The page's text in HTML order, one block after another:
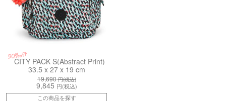
50%off
CITY PACK S(Abstract Print)
33.5 x 27 x 19 cm
19,690円(税込)
9,845 円(税込)
この商品を探す